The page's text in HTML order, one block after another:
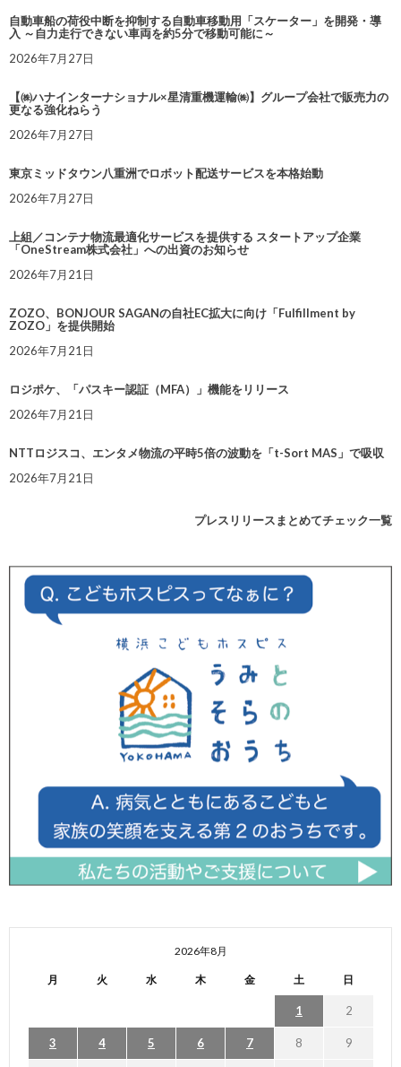
自動車船の荷役中断を抑制する自動車移動用「スケーター」を開発・導
入 ～自力走行できない車両を約5分で移動可能に～
2026年7月27日
【㈱ハナインターナショナル×星清重機運輸㈱】グループ会社で販売力の
更なる強化ねらう
2026年7月27日
東京ミッドタウン八重洲でロボット配送サービスを本格始動
2026年7月27日
上組／コンテナ物流最適化サービスを提供する スタートアップ企業
「OneStream株式会社」への出資のお知らせ
2026年7月21日
ZOZO、BONJOUR SAGANの自社EC拡大に向け「Fulfillment by
ZOZO」を提供開始
2026年7月21日
ロジポケ、「パスキー認証（MFA）」機能をリリース
2026年7月21日
NTTロジスコ、エンタメ物流の平時5倍の波動を「t-Sort MAS」で吸収
2026年7月21日
プレスリリースまとめてチェック一覧
2026年8月
月 火 水 木 金 土 日
1 2
3 4 5 6 7 8 9